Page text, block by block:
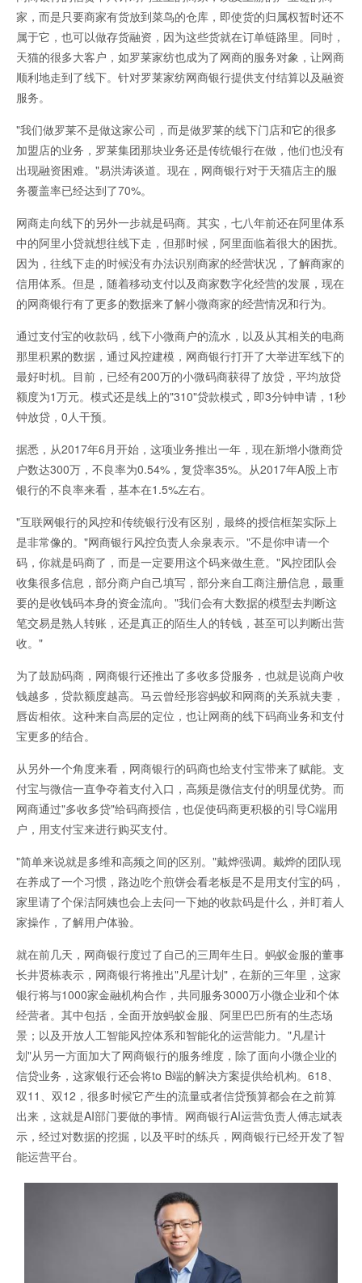
家，而是只要商家有货放到菜鸟的仓库，即使货的归属权暂时还不
属于它，也可以做存货融资，因为这些货就在订单链路里。同时，
天猫的很多大客户，如罗莱家纺也成为了网商的服务对象，让网商
顺利地走到了线下。针对罗莱家纺网商银行提供支付结算以及融资
服务。
"我们做罗莱不是做这家公司，而是做罗莱的线下门店和它的很多
加盟店的业务，罗莱集团那块业务还是传统银行在做，他们也没有
出现融资困难。"易洪涛谈道。现在，网商银行对于天猫店主的服
务覆盖率已经达到了70%。
网商走向线下的另外一步就是码商。其实，七八年前还在阿里体系
中的阿里小贷就想往线下走，但那时候，阿里面临着很大的困扰。
因为，往线下走的时候没有办法识别商家的经营状况，了解商家的
信用体系。但是，随着移动支付以及商家数字化经营的发展，现在
的网商银行有了更多的数据来了解小微商家的经营情况和行为。
通过支付宝的收款码，线下小微商户的流水，以及从其相关的电商
那里积累的数据，通过风控建模，网商银行打开了大举进军线下的
最好时机。目前，已经有200万的小微码商获得了放贷，平均放贷
额度为1万元。模式还是线上的"310"贷款模式，即3分钟申请，1秒
钟放贷，0人干预。
据悉，从2017年6月开始，这项业务推出一年，现在新增小微商贷
户数达300万，不良率为0.54%，复贷率35%。从2017年A股上市
银行的不良率来看，基本在1.5%左右。
"互联网银行的风控和传统银行没有区别，最终的授信框架实际上
是非常像的。"网商银行风控负责人余泉表示。"不是你申请一个
码，你就是码商了，而是一定要用这个码来做生意。"风控团队会
收集很多信息，部分商户自己填写，部分来自工商注册信息，最重
要的是收钱码本身的资金流向。"我们会有大数据的模型去判断这
笔交易是熟人转账，还是真正的陌生人的转钱，甚至可以判断出营
收。"
为了鼓励码商，网商银行还推出了多收多贷服务，也就是说商户收
钱越多，贷款额度越高。马云曾经形容蚂蚁和网商的关系就夫妻，
唇齿相依。这种来自高层的定位，也让网商的线下码商业务和支付
宝更多的结合。
从另外一个角度来看，网商银行的码商也给支付宝带来了赋能。支
付宝与微信一直争夺着支付入口，高频是微信支付的明显优势。而
网商通过"多收多贷"给码商授信，也促使码商更积极的引导C端用
户，用支付宝来进行购买支付。
"简单来说就是多维和高频之间的区别。"戴烨强调。戴烨的团队现
在养成了一个习惯，路边吃个煎饼会看老板是不是用支付宝的码，
家里请了个保洁阿姨也会上去问一下她的收款码是什么，并盯着人
家操作，了解用户体验。
就在前几天，网商银行度过了自己的三周年生日。蚂蚁金服的董事
长井贤栋表示，网商银行将推出"凡星计划"，在新的三年里，这家
银行将与1000家金融机构合作，共同服务3000万小微企业和个体
经营者。其中包括，全面开放蚂蚁金服、阿里巴巴所有的生态场
景；以及开放人工智能风控体系和智能化的运营能力。"凡星计
划"从另一方面加大了网商银行的服务维度，除了面向小微企业的
信贷业务，这家银行还会将to B端的解决方案提供给机构。618、
双11、双12，很多时候它产生的流量或者信贷预算都会在之前算
出来，这就是AI部门要做的事情。网商银行AI运营负责人傅志斌表
示，经过对数据的挖掘，以及平时的练兵，网商银行已经开发了智
能运营平台。